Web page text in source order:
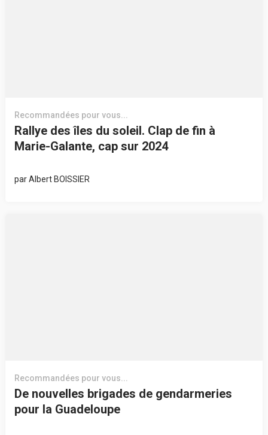
Recommandées pour vous...
Rallye des îles du soleil. Clap de fin à
Marie-Galante, cap sur 2024
parAlbert BOISSIER
Recommandées pour vous...
De nouvelles brigades de gendarmeries
pour la Guadeloupe